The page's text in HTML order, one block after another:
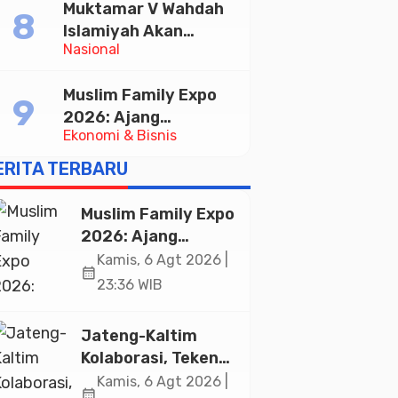
Pelayanan Publik
Nasional
Muktamar V Wahdah
Islamiyah Akan
Kukuhkan 10.000
Masjid Istiqlal
Ekonomi & Bisnis
Muslim Family Expo
2026: Ajang
Silaturahim dan
Kebangkitan Ekonomi
Halal di Jakarta
TERBARU
Muslim Family Expo
2026: Ajang
Silaturahim dan
Kebangkitan
Jakarta
calendar_month
Kamis, 6 Agt 2026 |
23:36 WIB
Jateng-Kaltim
Kolaborasi, Teken
19 Kerja Sama
Kamis, 6 Agt 2026 |